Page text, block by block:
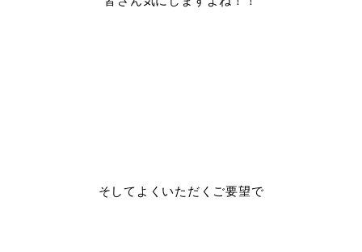
そしてよくいただくご要望で